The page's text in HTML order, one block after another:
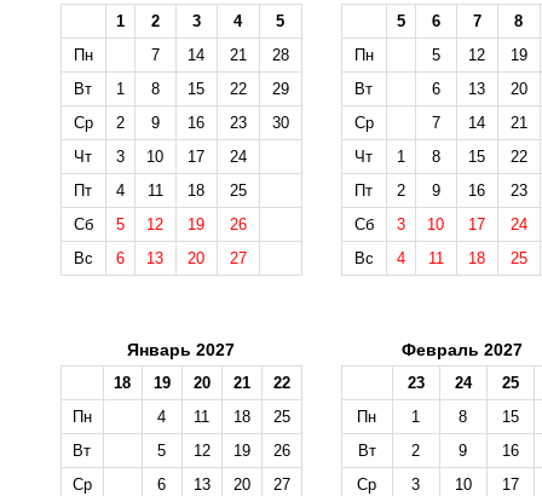
1 2 3 4
5
Пн
7 14 21
28
Вт
1 8 15 22
29
Ср
2 9 16 23
30
Чт
3 10 17
24
Пт
4 11 18
25
Сб
5 12 19
26
Вс
6 13 20 27
5 6 7
8
Пн
5 12
19
Вт
6 13
20
Ср
7 14
21
Чт
1 8 15
22
Пт
2 9 16
23
Сб
3 10 17
24
Вс
4 11 18 25
Январь 2027
18 19 20 21
22
Пн
4 11 18
25
Вт
5 12 19
26
Ср
6 13 20
27
Февраль 2027
23 24
25
Пн
1 8
15
Вт
2 9
16
Ср
3 10
17